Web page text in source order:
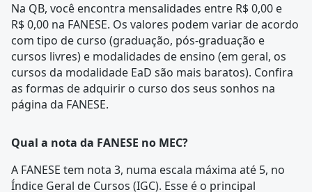
Na QB, você encontra mensalidades entre R$ 0,00 e
R$ 0,00 na FANESE. Os valores podem variar de acordo
com tipo de curso (graduação, pós-graduação e
cursos livres) e modalidades de ensino (em geral, os
cursos da modalidade EaD são mais baratos). Confira
as formas de adquirir o curso dos seus sonhos na
página da FANESE.
Qual a nota da FANESE no MEC?
A FANESE tem nota 3, numa escala máxima até 5, no
Índice Geral de Cursos (IGC). Esse é o principal